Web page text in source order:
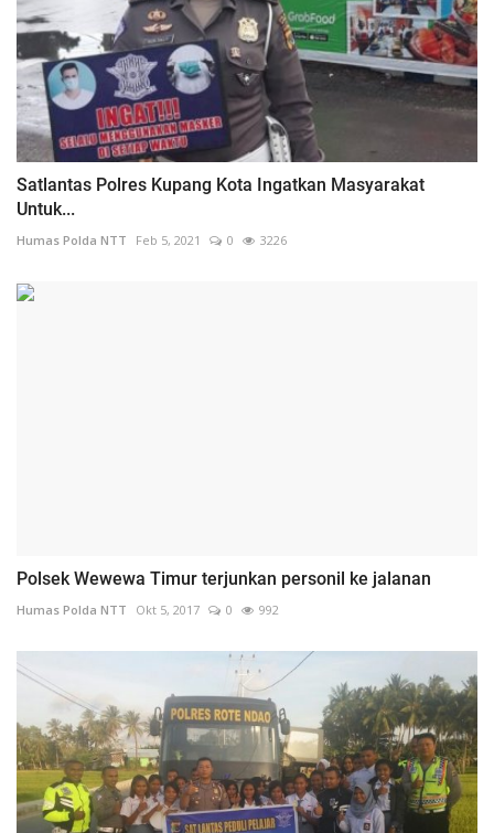
Satlantas Polres Kupang Kota Ingatkan Masyarakat
Untuk...
Humas Polda NTT Feb 5, 2021 0 3226
Polsek Wewewa Timur terjunkan personil ke jalanan
Humas Polda NTT Okt 5, 2017 0 992